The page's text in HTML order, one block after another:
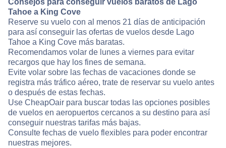
Consejos para conseguir vuelos baratos de Lago
Tahoe a King Cove
Reserve su vuelo con al menos 21 días de anticipación
para así conseguir las ofertas de vuelos desde Lago
Tahoe a King Cove más baratas.
Recomendamos volar de lunes a viernes para evitar
recargos que hay los fines de semana.
Evite volar sobre las fechas de vacaciones donde se
registra más tráfico aéreo, trate de reservar su vuelo antes
o después de estas fechas.
Use CheapOair para buscar todas las opciones posibles
de vuelos en aeropuertos cercanos a su destino para así
conseguir nuestras tarifas más bajas.
Consulte fechas de vuelo flexibles para poder encontrar
nuestras mejores.